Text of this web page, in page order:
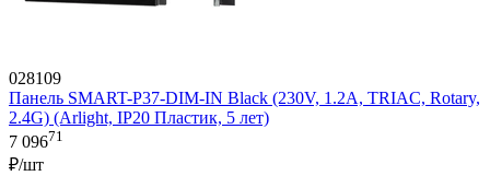
028109
Панель SMART-P37-DIM-IN Black (230V, 1.2A, TRIAC, Rotary,
2.4G) (Arlight, IP20 Пластик, 5 лет)
7 09671
₽/шт